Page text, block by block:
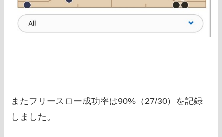
またフリースロー成功率は90%（27/30）を記録
しました。